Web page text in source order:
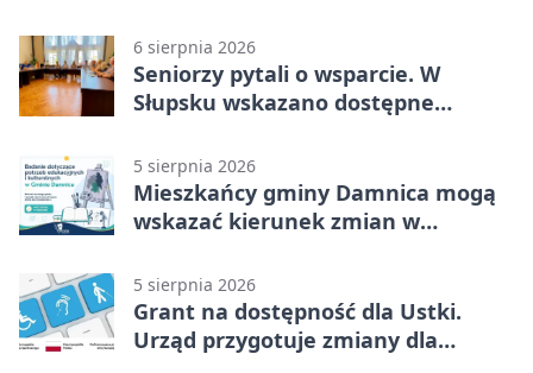
6 sierpnia 2026
Seniorzy pytali o wsparcie. W
Słupsku wskazano dostępne
5 sierpnia 2026
Mieszkańcy gminy Damnica mogą
wskazać kierunek zmian w
5 sierpnia 2026
Grant na dostępność dla Ustki.
Urząd przygotuje zmiany dla